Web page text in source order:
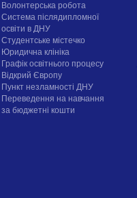
Волонтерська робота
Система післядипломної
освіти в ДНУ
Cтудентське містечко
Юридична клініка
Графік освітнього процесу
Відкрий Європу
Пункт незламності ДНУ
Переведення на навчання
за бюджетні кошти